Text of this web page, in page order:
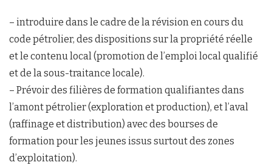
– introduire dans le cadre de la révision en cours du
code pétrolier, des dispositions sur la propriété réelle
et le contenu local (promotion de l’emploi local qualifié
et de la sous-traitance locale).
– Prévoir des filières de formation qualifiantes dans
l’amont pétrolier (exploration et production), et l’aval
(raffinage et distribution) avec des bourses de
formation pour les jeunes issus surtout des zones
d’exploitation).